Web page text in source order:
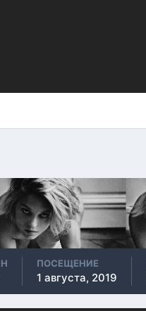
ПОСЕЩЕНИЕ
1 августа, 2019